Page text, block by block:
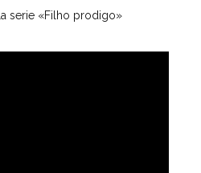
serie «Filho prodigo»